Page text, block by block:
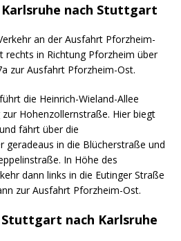
nach Stuttgart
an der Ausfahrt Pforzheim-
rechts in Richtung Pforzheim über
zur Ausfahrt Pforzheim-Ost.
die Heinrich-Wieland-Allee
Hohenzollernstraße. Hier biegt
fährt über die
geradeaus in die Blücherstraße und
In Höhe des
dann links in die Eutinger Straße
zur Ausfahrt Pforzheim-Ost.
nach Karlsruhe